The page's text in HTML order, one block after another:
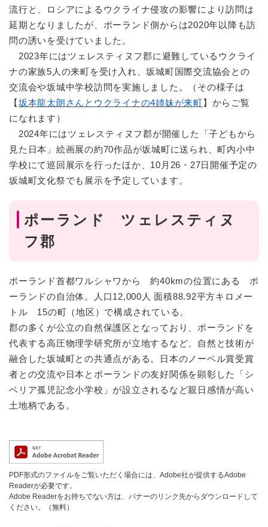
流行と、ロシアによるウクライナ侵攻の影響により訪問は
延期となりましたが、ポーランド側からは2020年以降も訪
問の誘いを受けていました。
2023年にはツェレスティヌフ郡に避難しているウクライ
ナの家族5人の来町を受け入れ、坂城町国際交流協会との
交流会や坂城中学校訪問を実施しました。（その様子は
【坂本龍太朗さんとウクライナの4姉妹が来町​】からご覧
になれます）
2024年にはツェレスティヌフ郡が開催した「子どもから
見た日本」絵画展の約70作品が坂城町に送られ、町内小中
学校にて巡回展示を行ったほか、10月26・27日開催予定の
坂城町文化祭でも展示を予定しています。
ポーランド ツェレスティヌ
フ郡
ポーランド首都ワルシャワから 約40kmの位置にある ポ
ーランドの自治体。人口12,000人 面積88.92平方キロメー
トル 15の町（地区）で構成されている。
郡の多くが公立の自然保護区となっており、ポーランドを
代表する高圧物理学研究所が立地するなど、自然と技術が
融合した坂城町との共通点がある。日本のノーベル賞受賞
者との交流や日本とポーランドの友好関係を顕彰した「シ
ベリア孤児記念小学校」が設立されるなど親日感情が高い
土地柄である。
PDF形式のファイルをご覧いただく場合には、Adobe社が提供するAdobe
Readerが必要です。
Adobe Readerをお持ちでない方は、バナーのリンク先からダウンロードして
ください。（無料）